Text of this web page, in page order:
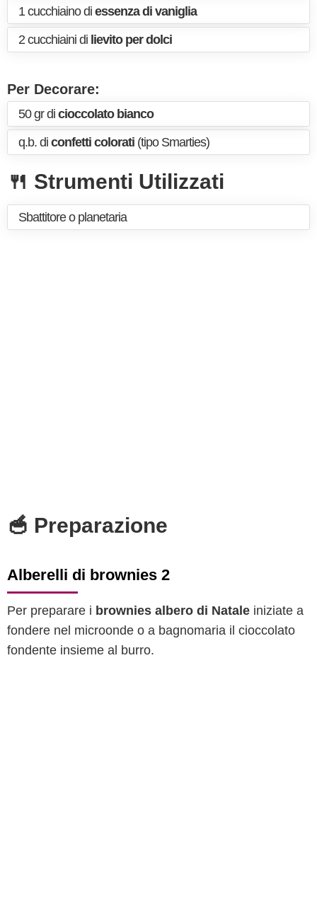
1 cucchiaino di essenza di vaniglia
2 cucchiaini di lievito per dolci
Per Decorare:
50 gr di cioccolato bianco
q.b. di confetti colorati (tipo Smarties)
🍴 Strumenti Utilizzati
Sbattitore o planetaria
🥣 Preparazione
Alberelli di brownies 2
Per preparare i brownies albero di Natale iniziate a
fondere nel microonde o a bagnomaria il cioccolato
fondente insieme al burro.